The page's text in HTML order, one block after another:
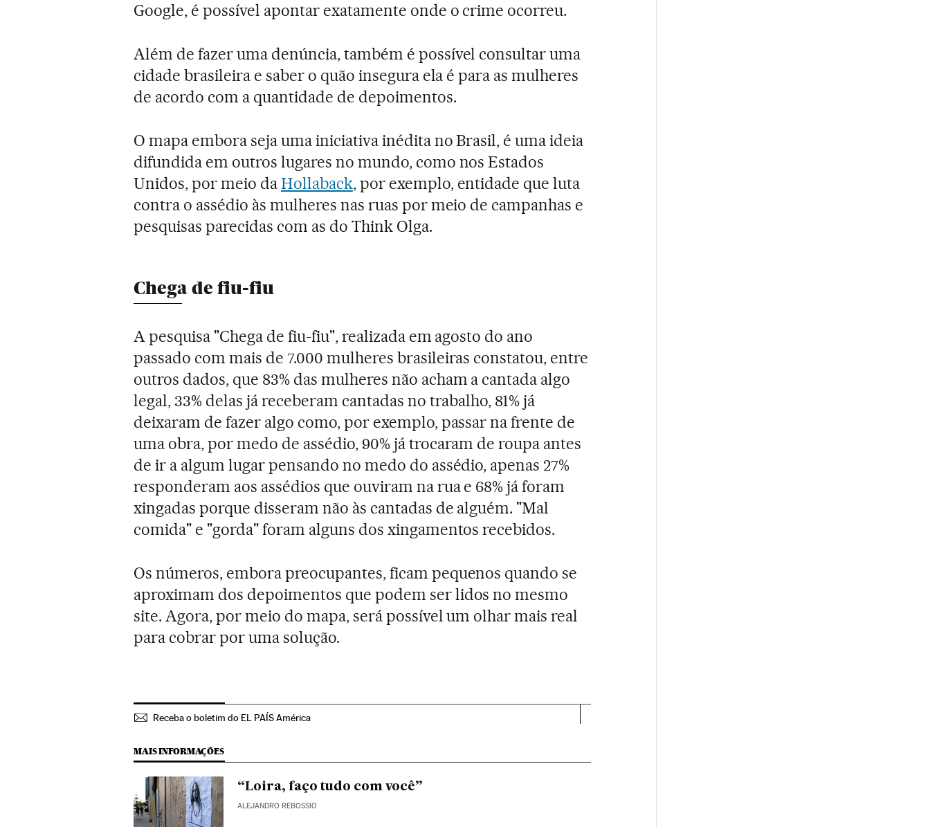
Google, é possível apontar exatamente onde o crime ocorreu.
Além de fazer uma denúncia, também é possível consultar uma
cidade brasileira e saber o quão insegura ela é para as mulheres
de acordo com a quantidade de depoimentos.
O mapa embora seja uma iniciativa inédita no Brasil, é uma ideia
difundida em outros lugares no mundo, como nos Estados
Unidos, por meio daHollaback, por exemplo, entidade que luta
contra o assédio às mulheres nas ruas por meio de campanhas e
pesquisas parecidas com as do Think Olga.
Chega de fiu-fiu
A pesquisa "Chega de fiu-fiu", realizada em agosto do ano
passado com mais de 7.000 mulheres brasileiras constatou, entre
outros dados, que 83% das mulheres não acham a cantada algo
legal, 33% delas já receberam cantadas no trabalho, 81% já
deixaram de fazer algo como, por exemplo, passar na frente de
uma obra, por medo de assédio, 90% já trocaram de roupa antes
de ir a algum lugar pensando no medo do assédio, apenas 27%
responderam aos assédios que ouviram na rua e 68% já foram
xingadas porque disseram não às cantadas de alguém. "Mal
comida" e "gorda" foram alguns dos xingamentos recebidos.
Os números, embora preocupantes, ficam pequenos quando se
aproximam dos depoimentos que podem ser lidos no mesmo
site. Agora, por meio do mapa, será possível um olhar mais real
para cobrar por uma solução.
Receba o boletim do EL PAÍS América
MAIS INFORMAÇÕES
“Loira, faço tudo com você”
ALEJANDRO REBOSSIO